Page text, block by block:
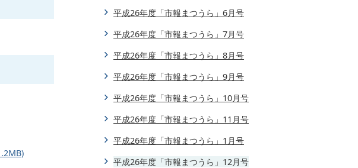
平成26年度「市報まつうら」6月号
平成26年度「市報まつうら」7月号
平成26年度「市報まつうら」8月号
平成26年度「市報まつうら」9月号
平成26年度「市報まつうら」10月号
平成26年度「市報まつうら」11月号
平成26年度「市報まつうら」1月号
平成26年度「市報まつうら」12月号